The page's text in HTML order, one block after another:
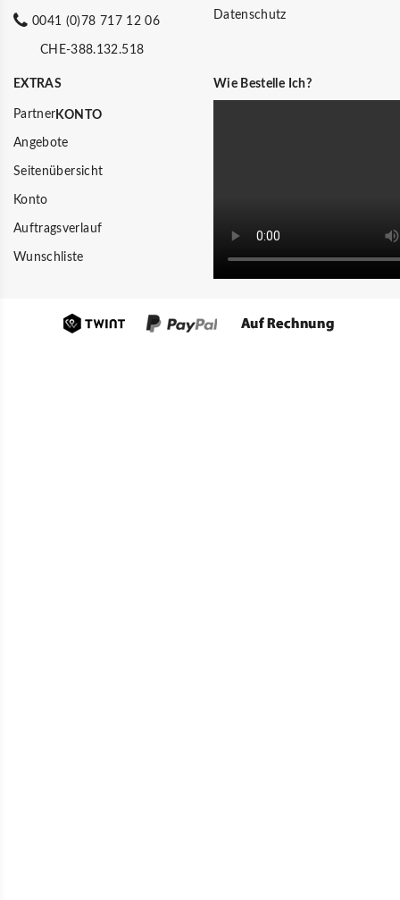
0041 (0)78 717 12 06
CHE-388.132.518
Datenschutz
EXTRAS
Partner
Angebote
Seitenübersicht
KONTO
Konto
Auftragsverlauf
Wunschliste
Wie Bestelle Ich?